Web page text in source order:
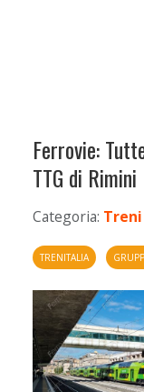
Ferrovie:
TTG di Rimini
Categoria:
TRENITALIA